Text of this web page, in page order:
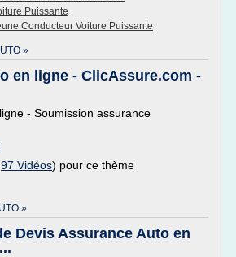
Puissante
Conducteur Voiture Puissante
»
en ligne - ClicAssure.com -
- Soumission assurance
97 Vidéos) pour ce thème
»
Devis Assurance Auto en